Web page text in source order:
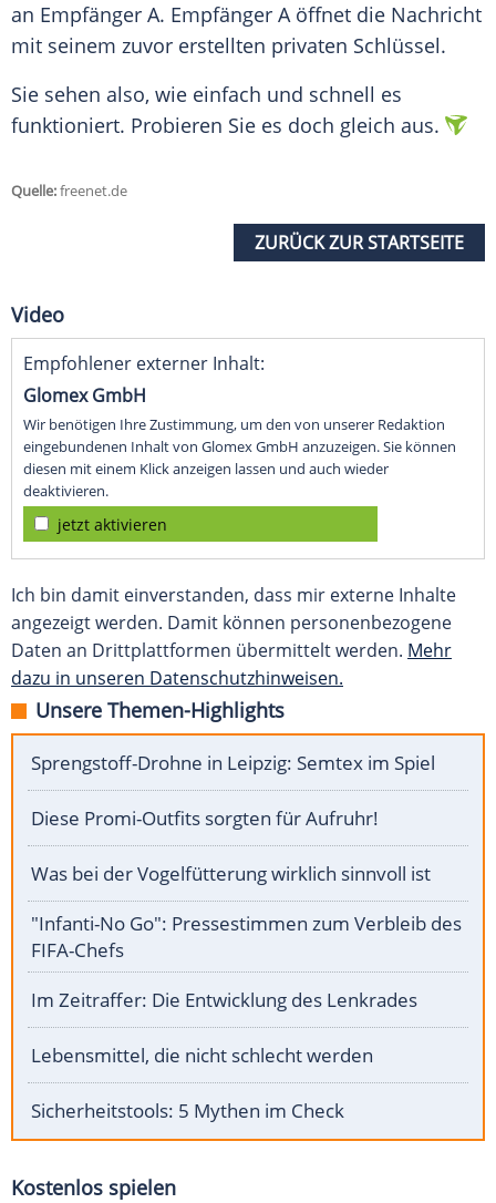
an Empfänger A. Empfänger A öffnet die Nachricht
mit seinem zuvor erstellten privaten Schlüssel.
Sie sehen also, wie einfach und schnell es
funktioniert. Probieren Sie es doch gleich aus.
Quelle:freenet.de
ZURÜCK ZUR STARTSEITE
Video
Empfohlener externer Inhalt:
Glomex GmbH
Wir benötigen Ihre Zustimmung, um den von unserer Redaktion
eingebundenen Inhalt von Glomex GmbH anzuzeigen. Sie können
diesen mit einem Klick anzeigen lassen und auch wieder
deaktivieren.
jetzt aktivieren
Ich bin damit einverstanden, dass mir externe Inhalte
angezeigt werden. Damit können personenbezogene
Daten an Drittplattformen übermittelt werden. Mehr
dazu in unseren Datenschutzhinweisen.
Unsere Themen-Highlights
Sprengstoff-Drohne in Leipzig: Semtex im Spiel
Diese Promi-Outfits sorgten für Aufruhr!
Was bei der Vogelfütterung wirklich sinnvoll ist
"Infanti-No Go": Pressestimmen zum Verbleib des
FIFA-Chefs
Im Zeitraffer: Die Entwicklung des Lenkrades
Lebensmittel, die nicht schlecht werden
Sicherheitstools: 5 Mythen im Check
Kostenlos spielen